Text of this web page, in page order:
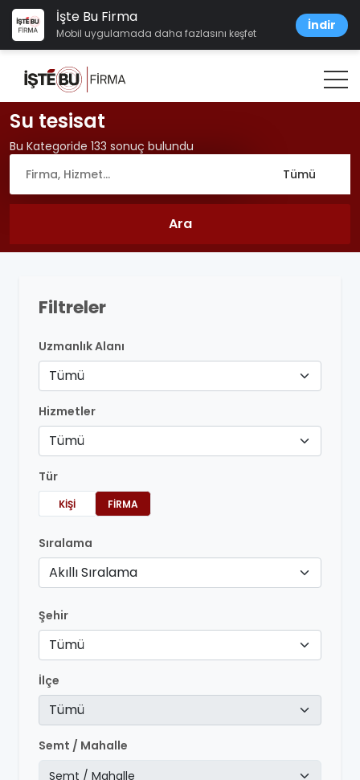
İşte Bu Firma
Mobil uygulamada daha fazlasını keşfet
İndir
Su tesisat
Bu Kategoride 133 sonuç bulundu
Filtreler
Uzmanlık Alanı
Tümü
Hizmetler
Tümü
Tür
KIŞI FIRMA
Sıralama
Akıllı Sıralama
Şehir
Tümü
İlçe
Tümü
Semt / Mahalle